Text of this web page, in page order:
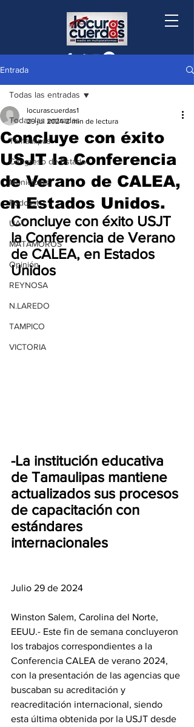
Entrada
Todas las entradas
Tamaulipas
Congreso de Estado
Municipios
Podcast
UAT
MATAMOROS
Opinión
REYNOSA
N.LAREDO
TAMPICO
VICTORIA
Todas las entradas
Concluye con éxito
USJT la Conferencia
de Verano de CALEA,
en Estados Unidos.
locurascuerdas1
29 jul 2024 2 min de lectura
Concluye con éxito USJT
la Conferencia de Verano
de CALEA, en Estados
Unidos
-La institución educativa
de Tamaulipas mantiene
actualizados sus procesos
de capacitación con
estándares
internacionales
Julio 29 de 2024
Winston Salem, Carolina del Norte,
EEUU.- Este fin de semana concluyeron
los trabajos correspondientes a la
Conferencia CALEA de verano 2024,
con la presentación de las agencias que
buscaban su acreditación y
reacreditación internacional, siendo
esta última obtenida por la USJT desde